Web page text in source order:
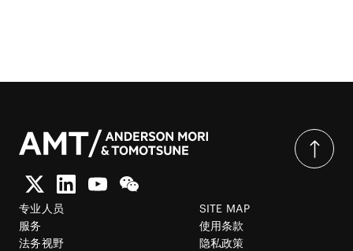
专业人员
服务
法务视野
SITE MAP
使用条款
隐私政策